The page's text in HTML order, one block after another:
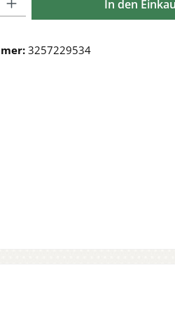
In den
3257229534